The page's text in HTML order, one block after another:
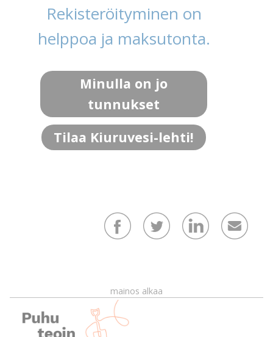
Rekisteröityminen on
helppoa ja maksutonta.
Minulla on jo
tunnukset
Tilaa Kiuruvesi-lehti!
mainos alkaa